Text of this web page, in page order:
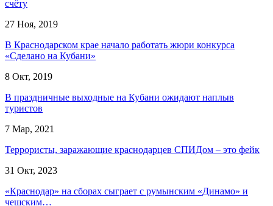
счёту
27 Ноя, 2019
В Краснодарском крае начало работать жюри конкурса
«Сделано на Кубани»
8 Окт, 2019
В праздничные выходные на Кубани ожидают наплыв
туристов
7 Мар, 2021
Террористы, заражающие краснодарцев СПИДом – это фейк
31 Окт, 2023
«Краснодар» на сборах сыграет с румынским «Динамо» и
чешским…